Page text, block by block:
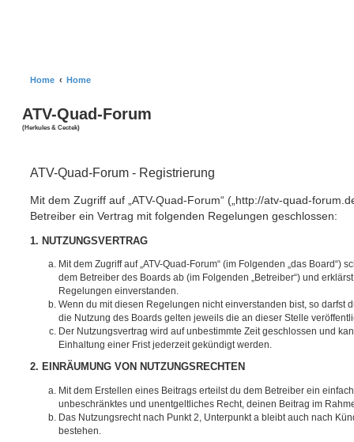
Home Home
ATV-Quad-Forum
(Herkules & Cectek)
ATV-Quad-Forum - Registrierung
Mit dem Zugriff auf „ATV-Quad-Forum“ („http://atv-quad-
Betreiber ein Vertrag mit folgenden Regelungen geschlossen:
1. NUTZUNGSVERTRAG
Mit dem Zugriff auf „ATV-Quad-Forum“ (im Folgenden „das Board“)
dem Betreiber des Boards ab (im Folgenden „Betreiber“) und
Regelungen einverstanden.
Wenn du mit diesen Regelungen nicht einverstanden bist, so darfst
die Nutzung des Boards gelten jeweils die an dieser Stelle
Der Nutzungsvertrag wird auf unbestimmte Zeit geschlossen und
Einhaltung einer Frist jederzeit gekündigt werden.
2. EINRÄUMUNG VON NUTZUNGSRECHTEN
Mit dem Erstellen eines Beitrags erteilst du dem Betreiber ein
unbeschränktes und unentgeltliches Recht, deinen Beitrag im
Das Nutzungsrecht nach Punkt 2, Unterpunkt a bleibt auch nach
bestehen.